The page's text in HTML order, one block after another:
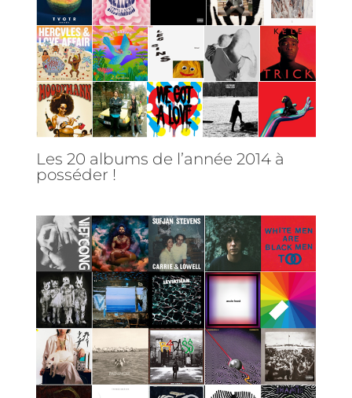
Les 20 albums de l’année 2014 à
posséder !